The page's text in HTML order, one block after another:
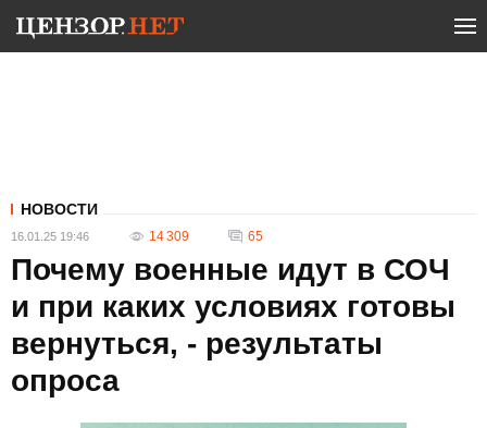
НОВОСТИ
16.01.25 19:46 14 309 65
Почему военные идут в СОЧ
и при каких условиях готовы
вернуться, - результаты
опроса